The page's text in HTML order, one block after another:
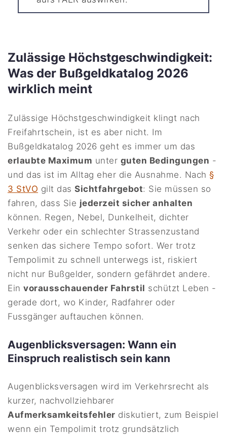
Zulässige Höchstgeschwindigkeit:
Was der Bußgeldkatalog 2026
wirklich meint
Zulässige Höchstgeschwindigkeit klingt nach
Freifahrtschein, ist es aber nicht. Im
Bußgeldkatalog 2026 geht es immer um das
erlaubte Maximum unter guten Bedingungen -
und das ist im Alltag eher die Ausnahme. Nach §
3 StVO gilt dasSichtfahrgebot: Sie müssen so
fahren, dass Sie jederzeit sicher anhalten
können. Regen, Nebel, Dunkelheit, dichter
Verkehr oder ein schlechter Strassenzustand
senken das sichere Tempo sofort. Wer trotz
Tempolimit zu schnell unterwegs ist, riskiert
nicht nur Bußgelder, sondern gefährdet andere.
Einvorausschauender Fahrstil schützt Leben -
gerade dort, wo Kinder, Radfahrer oder
Fussgänger auftauchen können.
Augenblicksversagen: Wann ein
Einspruch realistisch sein kann
Augenblicksversagen wird im Verkehrsrecht als
kurzer, nachvollziehbarer
Aufmerksamkeitsfehler diskutiert, zum Beispiel
wenn ein Tempolimit trotz grundsätzlich